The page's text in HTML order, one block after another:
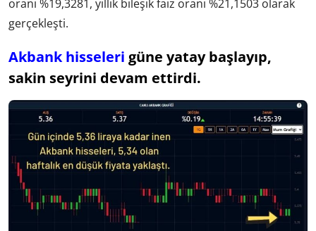
oranı %19,3281, yıllık bileşik faiz oranı %21,1503 olarak
gerçekleşti.
Akbank hisseleri güne yatay başlayıp,
sakin seyrini devam ettirdi.